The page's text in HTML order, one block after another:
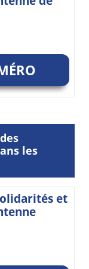
les
et